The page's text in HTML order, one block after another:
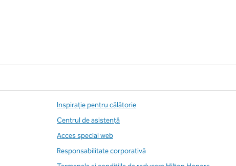
Inspirație pentru călătorie
Centrul de asistență
Acces special web
Responsabilitate corporativă